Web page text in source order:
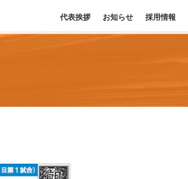
代表挨拶 お知らせ 採用情報